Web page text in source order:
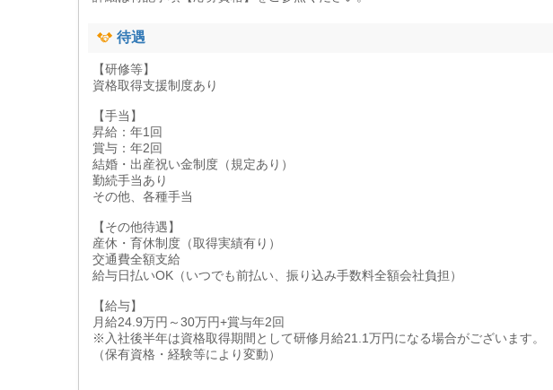
待遇
【研修等】
資格取得支援制度あり
【手当】
昇給：年1回
賞与：年2回
結婚・出産祝い金制度（規定あり）
勤続手当あり
その他、各種手当
【その他待遇】
産休・育休制度（取得実績有り）
交通費全額支給
給与日払いOK（いつでも前払い、振り込み手数料全額会社負担）
【給与】
月給24.9万円～30万円+賞与年2回
※入社後半年は資格取得期間として研修月給21.1万円になる場合がございます。
（保有資格・経験等により変動）